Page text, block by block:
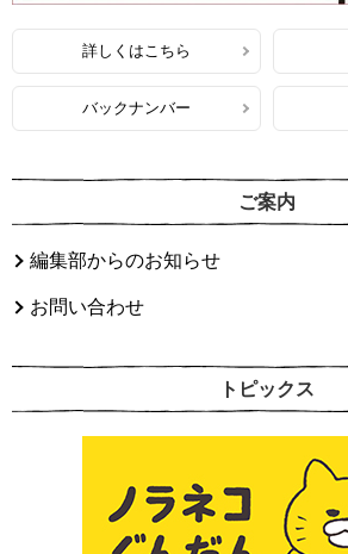
詳しくはこちら
バックナンバー
ご案内
編集部からのお知らせ
お問い合わせ
トピックス